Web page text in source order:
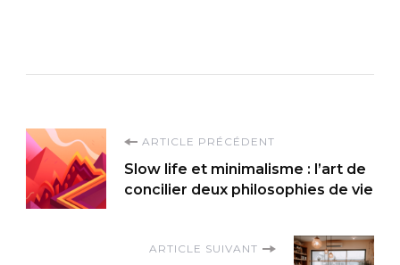
Navigation
d'article
ARTICLE PRÉCÉDENT
Slow life et minimalisme : l’art de
concilier deux philosophies de vie
ARTICLE SUIVANT